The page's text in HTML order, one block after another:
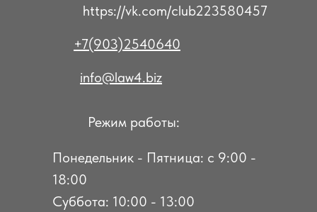
+7(903)2540640
info@law4.biz
Режим работы:
Понедельник - Пятница: с 9:00 -
18:00
Суббота: 10:00 - 13:00
https://vk.com/club223580457